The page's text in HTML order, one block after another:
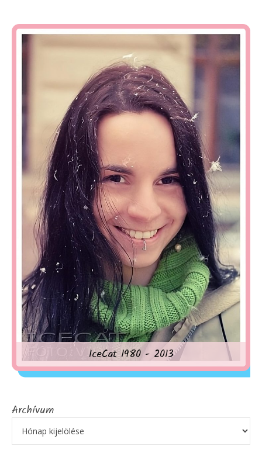
IceCat 1980 - 2013
Archívum